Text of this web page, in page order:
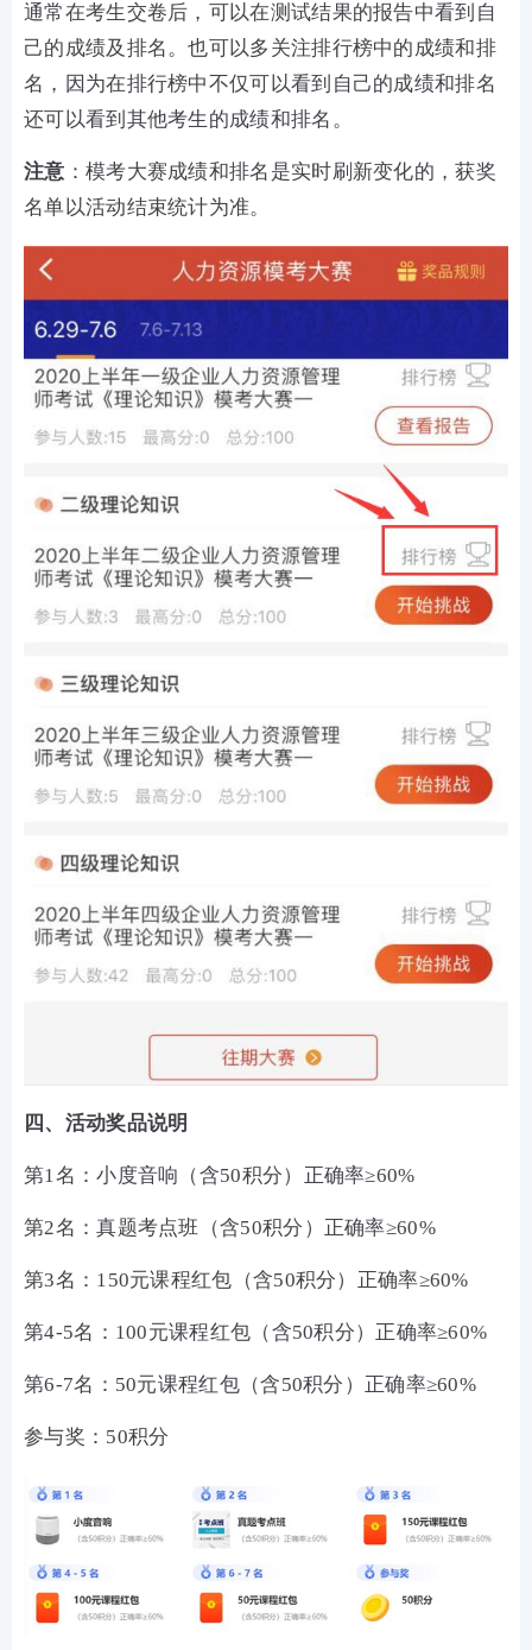
通常在考生交卷后，可以在测试结果的报告中看到自
己的成绩及排名。也可以多关注排行榜中的成绩和排
名，因为在排行榜中不仅可以看到自己的成绩和排名
还可以看到其他考生的成绩和排名。
注意 ：模考大赛成绩和排名是实时刷新变化的，获奖
名单以活动结束统计为准。
四、活动奖品说明
第1名：小度音响（含50积分）正确率≥60%
第2名：真题考点班（含50积分）正确率≥60%
第3名：150元课程红包（含50积分）正确率≥60%
第4-5名：100元课程红包（含50积分）正确率≥60%
第6-7名：50元课程红包（含50积分）正确率≥60%
参与奖：50积分